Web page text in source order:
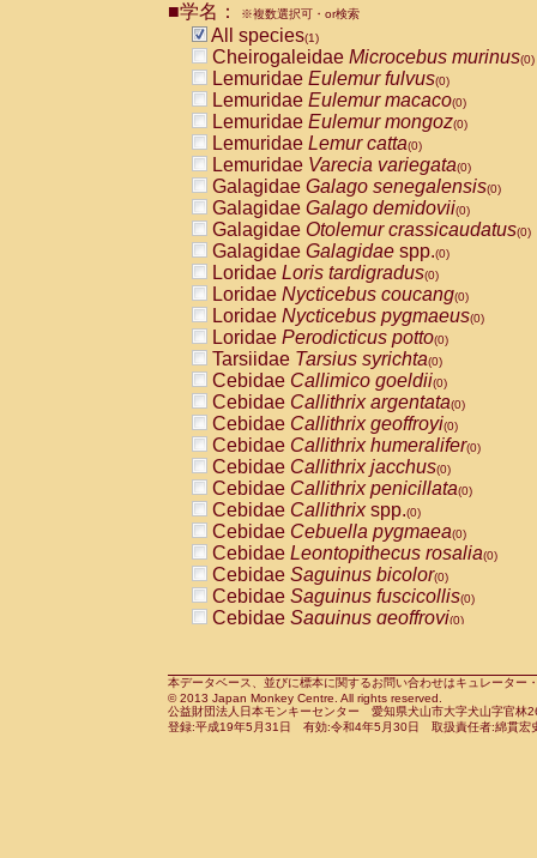
CebidaeCebus nigrivittatus
CebidaeCebus
CebidaeSaimiri boliviensis(0)
CebidaeSaimiri sciureus(0)
AtelidaeAlouatta caraya(0)
AtelidaeAlouatta fusca(0)
AtelidaeAlouatta seniculus
AtelidaeAlouattaspp.(0)
AtelidaeAteles belzebuth(0)
AtelidaeAteles geoffroyi(0)
AtelidaeAteles paniscus(0)
AtelidaeAtelesspp.(0)
Atelidae Lagothrix lagothricha
AtelidaeLagothrix lagothricha cana
PitheciidaeCacajao calvus
PitheciidaeCallicebus cupreus
PitheciidaeCallicebus donacophilus
PitheciidaeCallicebus moloch
PitheciidaeCallicebus torquatus
PitheciidaeCallicebusspp.(0)
PitheciidaeChiropotes satanas(0)
PitheciidaePithecia monachus
PitheciidaePithecia pithecia(0)
CercopithecidaeCercocebus agilis
CercopithecidaeCercocebus
CercopithecidaeCercocebus
CercopithecidaeCercocebus
CercopithecidaeCercocebus
CercopithecidaeCercocebushybrid
CercopithecidaePapio anubis(0)
CercopithecidaePapio cynocephalus
CercopithecidaePapio hamadryas(0)
■学名： ※複数選択可・or検索
All species(1)
Cheirogaleidae Microcebus murinus(0)
Lemuridae Eulemur fulvus(0)
Lemuridae Eulemur macaco(0)
Lemuridae Eulemur mongoz(0)
Lemuridae Lemur catta(0)
Lemuridae Varecia variegata(0)
Galagidae Galago senegalensis(0)
Galagidae Galago demidovii(0)
Galagidae Otolemur crassicaudatus(0)
Galagidae Galagidae spp.(0)
Loridae Loris tardigradus(0)
Loridae Nycticebus coucang(0)
Loridae Nycticebus pygmaeus(0)
Loridae Perodicticus potto(0)
Tarsiidae Tarsius syrichta(0)
Cebidae Callimico goeldii(0)
Cebidae Callithrix argentata(0)
Cebidae Callithrix geoffroyi(0)
Cebidae Callithrix humeralifer(0)
Cebidae Callithrix jacchus(0)
Cebidae Callithrix penicillata(0)
Cebidae Callithrixspp.(0)
Cebidae Cebuella pygmaea(0)
Cebidae Leontopithecus rosalia(0)
Cebidae Saguinus bicolor(0)
Cebidae Saguinus fuscicollis(0)
Cebidae Saguinus geoffroyi(0)
CebidaeSaguinus leucopus(0)
CebidaeSaguinus midas(0)
Cebidae Saguinus mystax(0)
本データベース、並びに標本に関するお問い合わせはキュレータ
© 2013 Japan Monkey Centre. All rights reserved.
公益財団法人日本モンキーセンター 愛知県犬山市大字犬山字官
登録:平成19年5月31日 有効:令和4年5月30日 取扱責任者:綿貫宏